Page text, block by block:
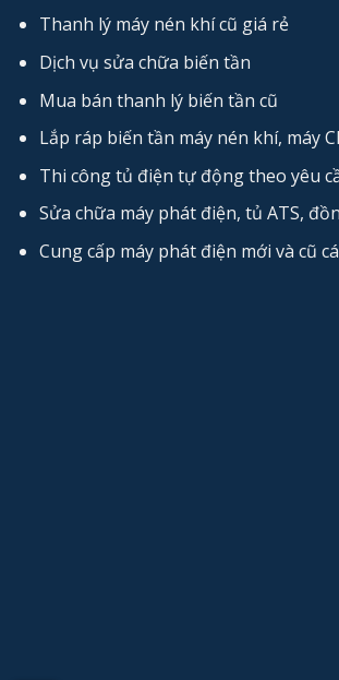
Thanh lý máy nén khí cũ giá rẻ
Dịch vụ sửa chữa biến tần
Mua bán thanh lý biến tần cũ
Lắp ráp biến tần máy nén khí, máy
Thi công tủ điện tự động theo yêu
Sửa chữa máy phát điện, tủ ATS,
Cung cấp máy phát điện mới và cũ